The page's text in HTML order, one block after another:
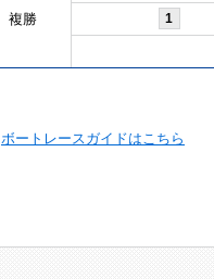
複勝 1
ボートレースガイドはこちら